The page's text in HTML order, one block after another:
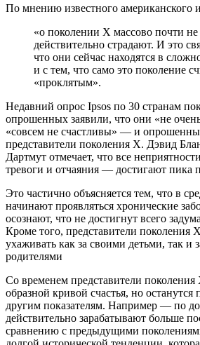
По мнению известного американского
«о поколении X массово почти не
действительно страдают. И это
что они сейчас находятся в
и с тем, что само это поколение
«проклятым».
Недавний опрос Ipsos по 30 странам
опрошенных заявили, что они «не
«совсем не счастливы» — и
представители поколения Х. Дэвид
Дартмут отмечает, что все
тревоги и отчаяния — достигают пика
Это частично объясняется тем, что в
начинают проявляться хронические
осознают, что не достигнут всего
Кроме того, представители поколения
ухаживать как за своими детьми, так и
родителями
Со временем представители
образной кривой счастья, но
другим показателям. Например — по
действительно зарабатывают больше
сравнению с предыдущими